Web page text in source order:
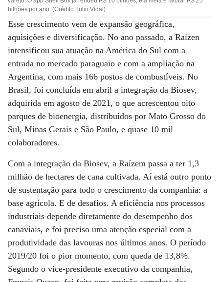
bilhões por ano. (Crédito:Tulio Vidal)
Esse crescimento vem de expansão geográfica,
aquisições e diversificação. No ano passado, a Raízen
intensificou sua atuação na América do Sul com a
entrada no mercado paraguaio e com a ampliação na
Argentina, com mais 166 postos de combustíveis. No
Brasil, foi concluída em abril a integração da Biosev,
adquirida em agosto de 2021, o que acrescentou oito
parques de bioenergia, distribuídos por Mato Grosso do
Sul, Minas Gerais e São Paulo, e quase 10 mil
colaboradores.
Com a integração da Biosev, a Raízem passa a ter 1,3
milhão de hectares de cana cultivada. Aí está outro ponto
de sustentação para todo o crescimento da companhia: a
base agrícola. E de desafios. A eficiência nos processos
industriais depende diretamente do desempenho dos
canaviais, e foi preciso uma atenção especial com a
produtividade das lavouras nos últimos anos. O período
2019/20 foi o pior momento, com queda de 13,8%.
Segundo o vice-presidente executivo da companhia,